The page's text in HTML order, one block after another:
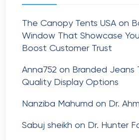
The Canopy Tents USA on
Window That Showcase
Boost Customer Trust
Anna752 on Branded Jeans
Quality Display Options
Nanziba Mahumd on Dr.
Sabuj sheikh on Dr. Hunter